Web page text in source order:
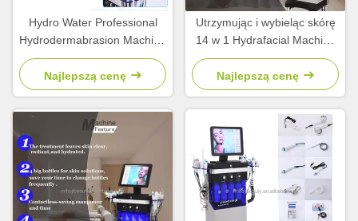
Hydro Water Professional
Hydrodermabrasion Machine
do odmłodzenia skóry
Najlepszą cenę
Utrzymując i wybieląc skórę
14 w 1 Hydrafacial Machine
Diamond Microdermabrasion
Najlepszą cenę